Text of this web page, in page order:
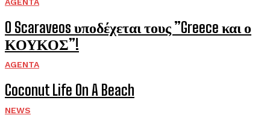
O Scaraveos υποδέχεται τους ”Greece και ο
ΚΟΥΚΟΣ”!
AGENTA
Coconut Life On A Beach
NEWS